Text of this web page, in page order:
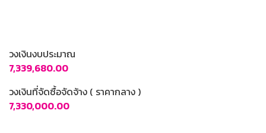
วงเงินงบประมาณ
7,339,680.00
วงเงินที่จัดซื้อจัดจ้าง ( ราคากลาง )
7,330,000.00